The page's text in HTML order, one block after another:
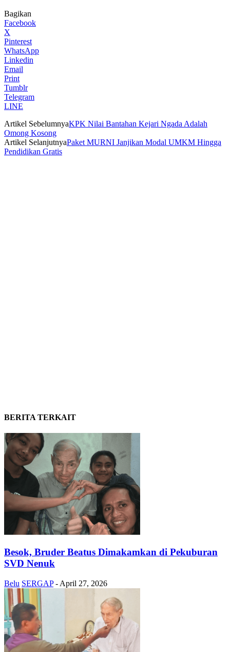
Bagikan
Facebook
X
Pinterest
WhatsApp
Linkedin
Email
Print
Tumblr
Telegram
LINE
Artikel SebelumnyaKPK Nilai Bantahan Kejari Ngada Adalah
Omong Kosong
Artikel SelanjutnyaPaket MURNI Janjikan Modal UMKM Hingga
Pendidikan Gratis
BERITA TERKAIT
Besok, Bruder Beatus Dimakamkan di Pekuburan
SVD Nenuk
Belu SERGAP - April 27, 2026